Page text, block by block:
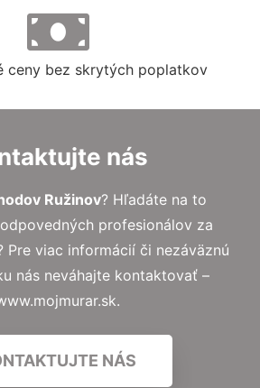
ceny bez skrytých poplatkov
nás
Ružinov? Hľadáte na to
profesionálov za
Pre viac informácií či nezáväznú
nás neváhajte kontaktovať –
NÁS